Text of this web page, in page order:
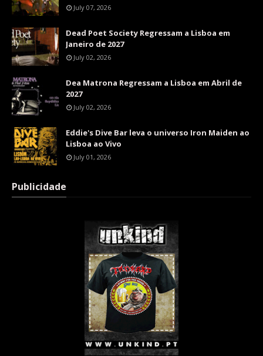
July 07, 2026
Dead Poet Society Regressam a Lisboa em
Janeiro de 2027
July 02, 2026
Dea Matrona Regressam a Lisboa em Abril de
2027
July 02, 2026
Eddie's Dive Bar leva o universo Iron Maiden ao
Lisboa ao Vivo
July 01, 2026
Publicidade